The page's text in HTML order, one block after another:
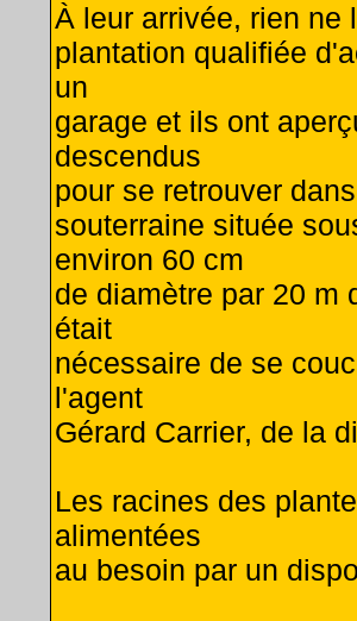
À leur arrivée, rien ne
plantation qualifiée
un
garage et ils ont
descendus
pour se retrouver
souterraine située
environ 60 cm
de diamètre par 20 m
était
nécessaire de se
l'agent
Gérard Carrier, de la
Les racines des
alimentées
au besoin par un